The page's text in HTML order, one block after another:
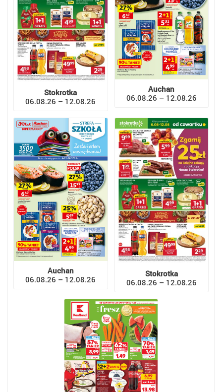
Stokrotka
06.08.26 – 12.08.26
Auchan
06.08.26 – 12.08.26
Auchan
06.08.26 – 12.08.26
Stokrotka
06.08.26 – 12.08.26